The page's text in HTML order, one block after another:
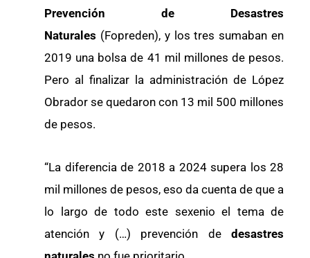
Prevención de Desastres
Naturales (Fopreden), y los tres sumaban en
2019 una bolsa de 41 mil millones de pesos.
Pero al finalizar la administración de López
Obrador se quedaron con 13 mil 500 millones
de pesos.
“La diferencia de 2018 a 2024 supera los 28
mil millones de pesos, eso da cuenta de que a
lo largo de todo este sexenio el tema de
atención y (…) prevención de desastres